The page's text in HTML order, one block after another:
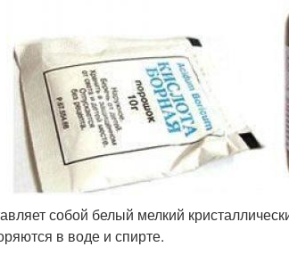
собой белый мелкий
в воде и спирте.